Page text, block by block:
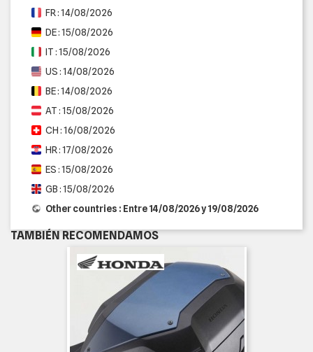
FR : 14/08/2026
DE : 15/08/2026
IT : 15/08/2026
US : 14/08/2026
BE : 14/08/2026
AT : 15/08/2026
CH : 16/08/2026
HR : 17/08/2026
ES : 15/08/2026
GB : 15/08/2026
Other countries : Entre 14/08/2026 y 19/08/2026
TAMBIÉN RECOMENDAMOS